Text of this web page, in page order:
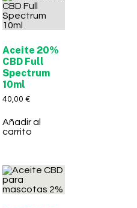
Aceite 20%
CBD Full
Spectrum
10ml
40,00 €
Añadir al
carrito